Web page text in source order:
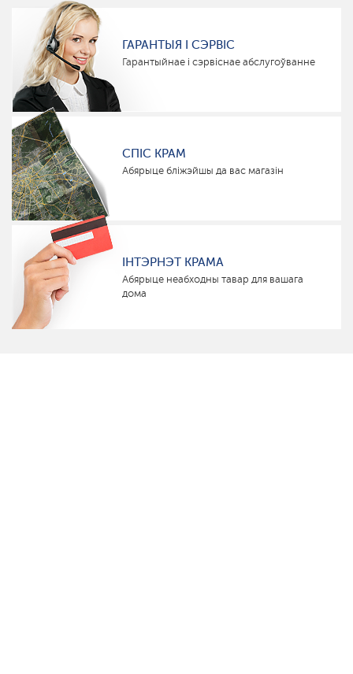
ГАРАНТЫЯ І СЭРВІС
Гарантыйнае і сэрвіснае абслугоўванне
СПІС КРАМ
Абярыце бліжэйшы да вас магазін
ІНТЭРНЭТ КРАМА
Абярыце неабходны тавар для вашага
дома